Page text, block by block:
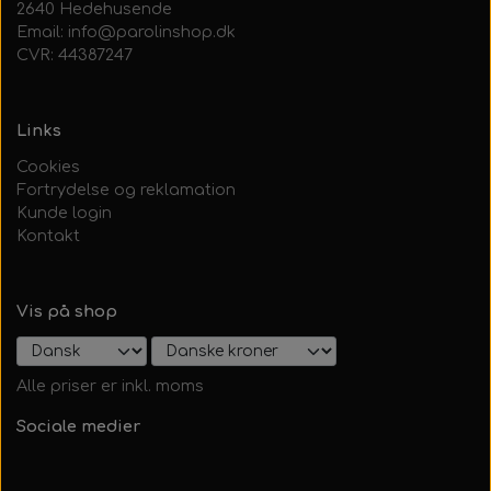
2640 Hedehusende
Email: info@parolinshop.dk
CVR: 44387247
Links
Cookies
Fortrydelse og reklamation
Kunde login
Kontakt
Vis på shop
Alle priser er inkl. moms
Sociale medier